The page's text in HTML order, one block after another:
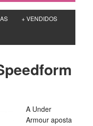
+ VENDIDOS
A Under
Armour aposta